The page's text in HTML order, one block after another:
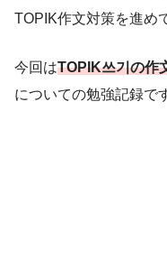
TOPIK作文対策を進め
今回はTOPIK쓰기の作
についての勉強記録で